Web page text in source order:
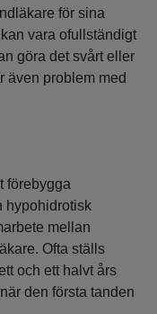
för sina
vara ofullständigt
göra det svårt eller
även problem med
förebygga
hypohidrotisk
mellan
Ofta ställs
och ett halvt års
den första tanden